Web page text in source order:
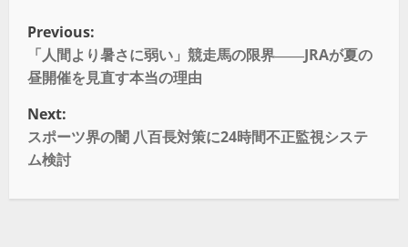
Previous:
「人間より暑さに弱い」競走馬の限界――JRAが夏の
昼開催を見直す本当の理由
Next:
スポーツ界の闇 八百長対策に24時間不正監視システ
ム検討